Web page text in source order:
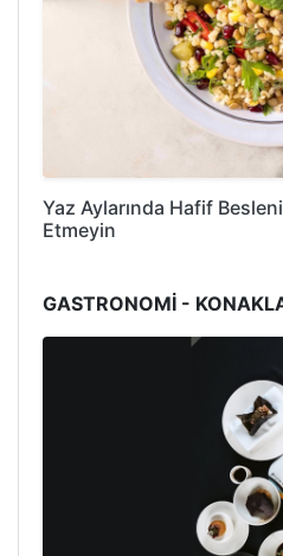
Yaz Aylarında Hafif
Etmeyin
GASTRONOMİ -